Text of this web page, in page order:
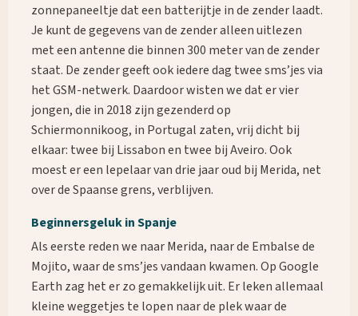
zonnepaneeltje dat een batterijtje in de zender laadt.
Je kunt de gegevens van de zender alleen uitlezen
met een antenne die binnen 300 meter van de zender
staat. De zender geeft ook iedere dag twee sms’jes via
het GSM-netwerk. Daardoor wisten we dat er vier
jongen, die in 2018 zijn gezenderd op
Schiermonnikoog, in Portugal zaten, vrij dicht bij
elkaar: twee bij Lissabon en twee bij Aveiro. Ook
moest er een lepelaar van drie jaar oud bij Merida, net
over de Spaanse grens, verblijven.
Beginnersgeluk in Spanje
Als eerste reden we naar Merida, naar de Embalse de
Mojito, waar de sms’jes vandaan kwamen. Op Google
Earth zag het er zo gemakkelijk uit. Er leken allemaal
kleine weggetjes te lopen naar de plek waar de